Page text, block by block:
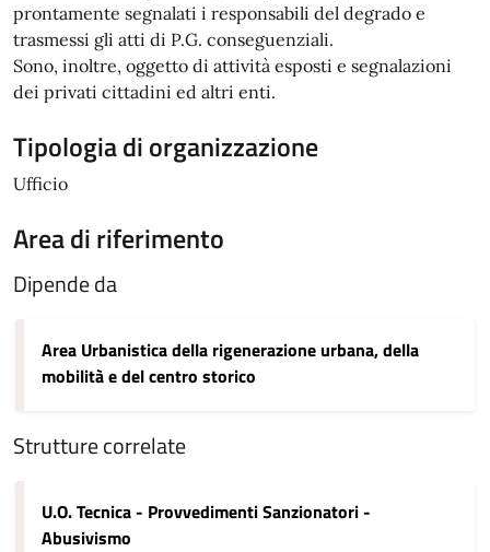
prontamente segnalati i responsabili del degrado e
trasmessi gli atti di P.G. conseguenziali.
Sono, inoltre, oggetto di attività esposti e segnalazioni
dei privati cittadini ed altri enti.
Tipologia di organizzazione
Ufficio
Area di riferimento
Dipende da
Area Urbanistica della rigenerazione urbana, della
mobilità e del centro storico
Strutture correlate
U.O. Tecnica - Provvedimenti Sanzionatori -
Abusivismo